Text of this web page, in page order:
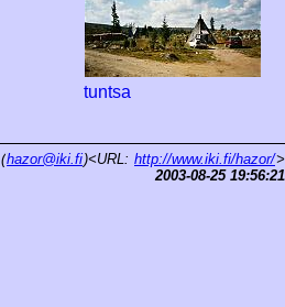
tuntsa
(hazor@iki.fi)<URL: http://www.iki.fi/hazor/>
2003-08-25 19:56:21